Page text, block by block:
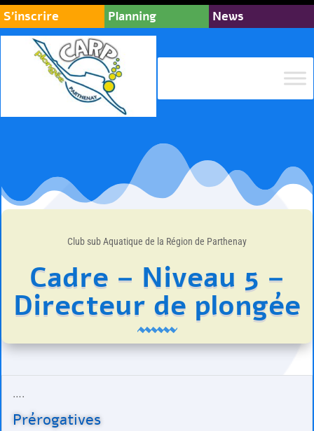
S’inscrire Planning News
Club sub Aquatique de la Région de Parthenay
Cadre – Niveau 5 –
Directeur de plongée
….
Prérogatives